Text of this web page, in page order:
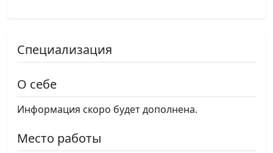
Специализация
О себе
Информация скоро будет дополнена.
Место работы